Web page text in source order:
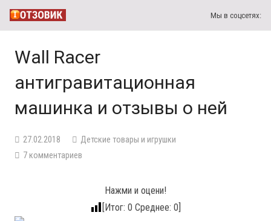
Мы в соцсетях:
Wall Racer
антигравитационная
машинка и отзывы о ней
27.02.2018
Детские товары и игрушки
7 комментариев
Нажми и оцени!
[Итог: 0 Среднее: 0